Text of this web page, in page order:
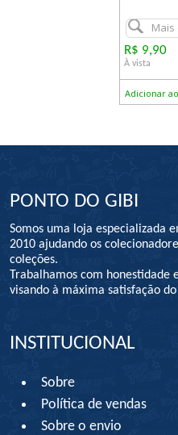
R$ 9,90
À vista
Adicionar
PONTO DO GIBI
Somos uma loja especializada
2010 ajudando os
coleções.
Trabalhamos com honestidade
visando à máxima satisfação
INSTITUCIONAL
Sobre
Política de vendas
Sobre o envio